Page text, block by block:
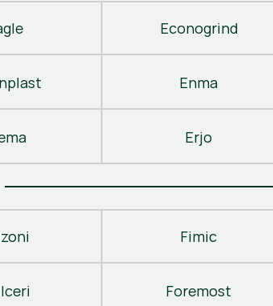
Econogrind
Enma
Erjo
Fimic
Foremost